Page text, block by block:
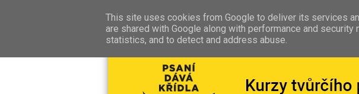
This site uses cookies from Google to deliver its services
are shared with Google along with performance and
statistics, and to detect and address abuse.